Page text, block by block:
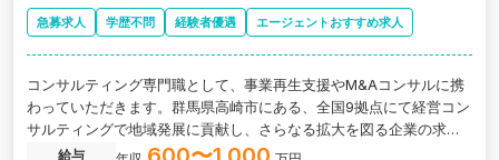
急募求人 学歴不問 経験者優遇 エージェントおすすめ求人
コンサルティング専門職として、事業再生支援やМ&Aコンサルに携
わっていただきます。群馬県高崎市にある、全国9拠点にて経営コン
サルティングで地域発展に貢献し、さらなる拡大を図る企業の求人
です。給与